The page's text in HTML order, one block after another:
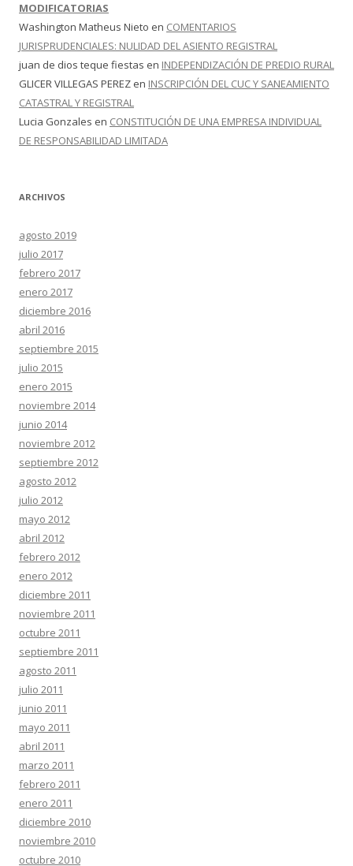
MODIFICATORIAS
Washington Matheus Nieto en COMENTARIOS
JURISPRUDENCIALES: NULIDAD DEL ASIENTO REGISTRAL
juan de dios teque fiestas en INDEPENDIZACIÓN DE PREDIO RURAL
GLICER VILLEGAS PEREZ en INSCRIPCIÓN DEL CUC Y SANEAMIENTO
CATASTRAL Y REGISTRAL
Lucia Gonzales en CONSTITUCIÓN DE UNA EMPRESA INDIVIDUAL
DE RESPONSABILIDAD LIMITADA
ARCHIVOS
agosto 2019
julio 2017
febrero 2017
enero 2017
diciembre 2016
abril 2016
septiembre 2015
julio 2015
enero 2015
noviembre 2014
junio 2014
noviembre 2012
septiembre 2012
agosto 2012
julio 2012
mayo 2012
abril 2012
febrero 2012
enero 2012
diciembre 2011
noviembre 2011
octubre 2011
septiembre 2011
agosto 2011
julio 2011
junio 2011
mayo 2011
abril 2011
marzo 2011
febrero 2011
enero 2011
diciembre 2010
noviembre 2010
octubre 2010